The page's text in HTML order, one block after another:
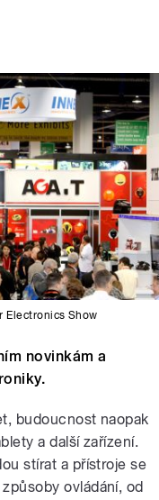
Electronics Show
novinkám a
budoucnost naopak
a další zařízení.
stírat a přístroje se
ovládání, od